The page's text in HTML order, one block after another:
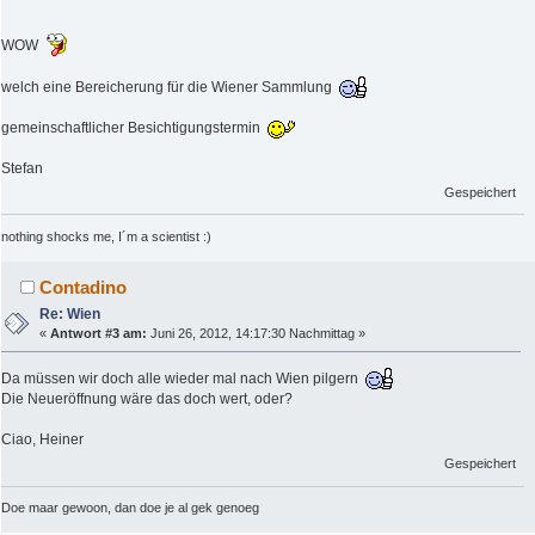
WOW
welch eine Bereicherung für die Wiener Sammlung
gemeinschaftlicher Besichtigungstermin
Stefan
Gespeichert
nothing shocks me, I´m a scientist :)
Contadino
Re: Wien
«Antwort #3 am: Juni 26, 2012, 14:17:30 Nachmittag »
Da müssen wir doch alle wieder mal nach Wien pilgern
Die Neueröffnung wäre das doch wert, oder?
Ciao, Heiner
Gespeichert
Doe maar gewoon, dan doe je al gek genoeg